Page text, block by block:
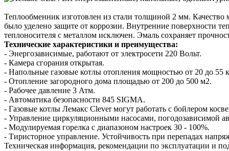
Теплообменник изготовлен из стали толщиной 2 мм. Качество
было уделено защите от коррозии. Внутренние поверхности
теплоносителя с металлом исключен. Эмаль сохраняет
Технические характеристики и преимущества:
- Энергозависимые, работают от электросети 220 Вольт.
- Камера сгорания открытая.
- Напольные газовые котлы отопления мощностью от 20 до 55
- Отопление загородного дома площадью от 200 до 500 м2.
- Рабочее давление 3 Атм.
- Автоматика безопасности 845 SIGMA.
- Газовые котлы Лемакс Clever могут работать с бойлером
- Управление циркуляционными насосами, погодозависимой
- Модулируемая горелка с диапазоном настроек 30 - 100%.
- Тиристорное управление. Устойчивость при перепадах
Техническая информация, рекомендации по эксплуатации и